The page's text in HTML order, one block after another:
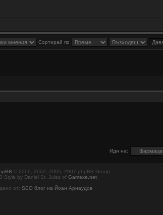
Сортирай по
Иди на:
© 2000, 2002, 2005, 2007 phpBB Group
Style by Daniel St. Jules of Gamexe.net
от: SEO блог на Йоан Арнаудов